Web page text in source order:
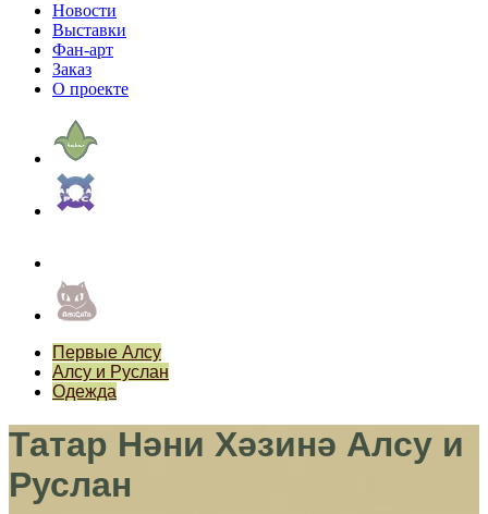
Новости
Выставки
Фан-арт
Заказ
О проекте
Первые Алсу
Алсу и Руслан
Одежда
Татар Нәни Хәзинә Алсу и
Руслан